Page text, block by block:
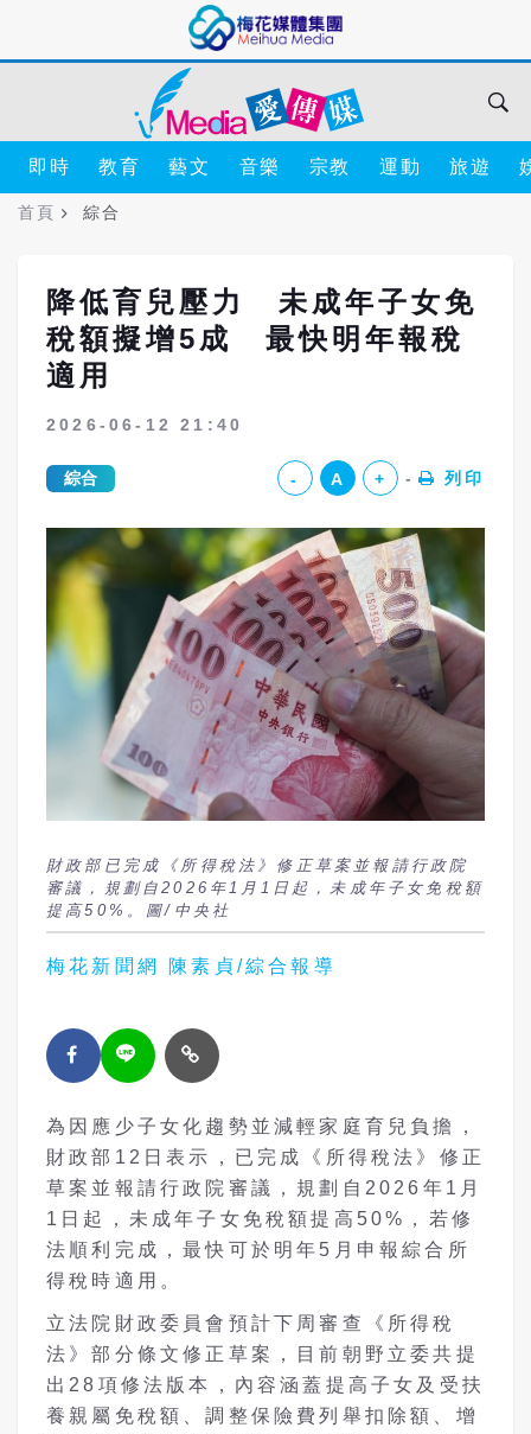
即時 教育 藝文 音樂 宗教 運動 旅遊
首頁 綜合
降低育兒壓力 未成年子女免
稅額擬增5成 最快明年報稅
適用
2026-06-12 21:40
綜合 - A + 列印
財政部已完成《所得稅法》修正草案並報請行政院
審議，規劃自2026年1月1日起，未成年子女免稅額
提高50%。圖/中央社
梅花新聞網 陳素貞/綜合報導
為因應少子女化趨勢並減輕家庭育兒負擔，
財政部12日表示，已完成《所得稅法》修正
草案並報請行政院審議，規劃自2026年1月
1日起，未成年子女免稅額提高50%，若修
法順利完成，最快可於明年5月申報綜合所
得稅時適用。
立法院財政委員會預計下周審查《所得稅
法》部分條文修正草案，目前朝野立委共提
出28項修法版本，內容涵蓋提高子女及受扶
養親屬免稅額、調整保險費列舉扣除額、增